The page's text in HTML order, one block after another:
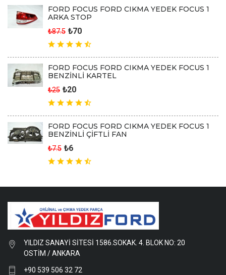
FORD FOCUS FORD CIKMA YEDEK FOCUS 1
ARKA STOP
₺87.5 ₺70
FORD FOCUS FORD CIKMA YEDEK FOCUS 1
BENZİNLİ KARTEL
₺25 ₺20
FORD FOCUS FORD CIKMA YEDEK FOCUS 1
BENZİNLİ ÇİFTLİ FAN
₺7.5 ₺6
YILDIZ SANAYİ SİTESİ 1586.SOKAK. 4. BLOK NO: 20
OSTİM / ANKARA
+90 539 506 32 72